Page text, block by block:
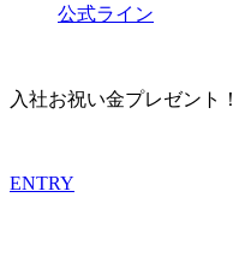
公式ライン
入社お祝い金プレゼント！
ENTRY